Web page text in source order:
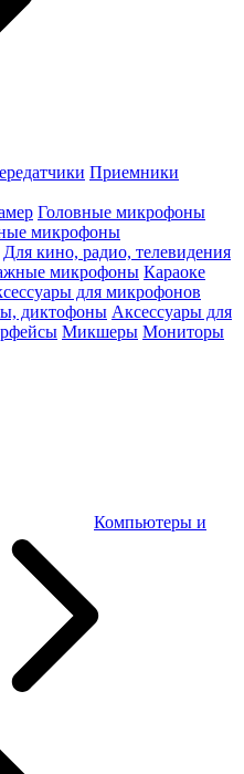
Приемники
Головные микрофоны
микрофоны
Для кино, радио, телевидения
микрофоны Караоке
для микрофонов
диктофоны Аксессуары для
Микшеры Мониторы
Компьютеры и